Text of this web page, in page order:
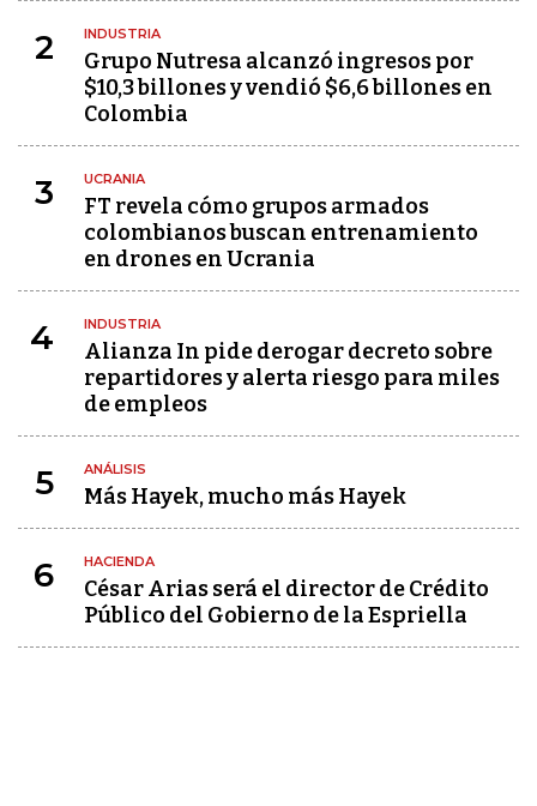
2 INDUSTRIA
Grupo Nutresa alcanzó ingresos por
$10,3 billones y vendió $6,6 billones en
Colombia
3 UCRANIA
FT revela cómo grupos armados
colombianos buscan entrenamiento
en drones en Ucrania
4 INDUSTRIA
Alianza In pide derogar decreto sobre
repartidores y alerta riesgo para miles
de empleos
5 ANÁLISIS
Más Hayek, mucho más Hayek
6 HACIENDA
César Arias será el director de Crédito
Público del Gobierno de la Espriella